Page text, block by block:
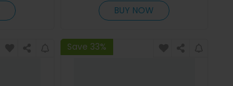
BUY NOW
Save 33%